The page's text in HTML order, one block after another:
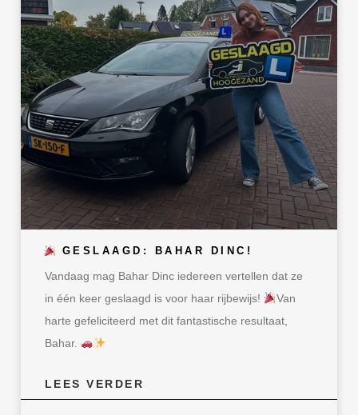
GESLAAGD: BAHAR DINC!
Vandaag mag Bahar Dinc iedereen vertellen dat ze
in één keer geslaagd is voor haar rijbewijs!
Van
harte gefeliciteerd met dit fantastische resultaat,
Bahar.
LEES VERDER